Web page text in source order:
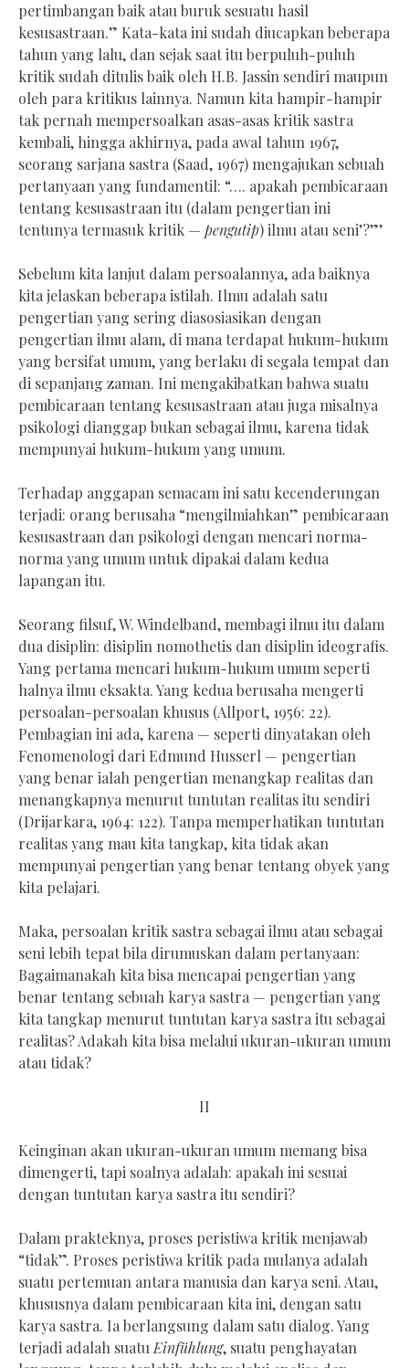
pertimbangan baik atau buruk sesuatu hasil
kesusastraan.” Kata-kata ini sudah diucapkan beberapa
tahun yang lalu, dan sejak saat itu berpuluh-puluh
kritik sudah ditulis baik oleh H.B. Jassin sendiri maupun
oleh para kritikus lainnya. Namun kita hampir-hampir
tak pernah mempersoalkan asas-asas kritik sastra
kembali, hingga akhirnya, pada awal tahun 1967,
seorang sarjana sastra (Saad, 1967) mengajukan sebuah
pertanyaan yang fundamentil: “…. apakah pembicaraan
tentang kesusastraan itu (dalam pengertian ini
tentunya termasuk kritik — pengutip) ilmu atau seni’?”’
Sebelum kita lanjut dalam persoalannya, ada baiknya
kita jelaskan beberapa istilah. Ilmu adalah satu
pengertian yang sering diasosiasikan dengan
pengertian ilmu alam, di mana terdapat hukum-hukum
yang bersifat umum, yang berlaku di segala tempat dan
di sepanjang zaman. Ini mengakibatkan bahwa suatu
pembicaraan tentang kesusastraan atau juga misalnya
psikologi dianggap bukan sebagai ilmu, karena tidak
mempunyai hukum-hukum yang umum.
Terhadap anggapan semacam ini satu kecenderungan
terjadi: orang berusaha “mengilmiahkan” pembicaraan
kesusastraan dan psikologi dengan mencari norma-
norma yang umum untuk dipakai dalam kedua
lapangan itu.
Seorang filsuf, W. Windelband, membagi ilmu itu dalam
dua disiplin: disiplin nomothetis dan disiplin ideografis.
Yang pertama mencari hukum-hukum umum seperti
halnya ilmu eksakta. Yang kedua berusaha mengerti
persoalan-persoalan khusus (Allport, 1956: 22).
Pembagian ini ada, karena — seperti dinyatakan oleh
Fenomenologi dari Edmund Husserl — pengertian
yang benar ialah pengertian menangkap realitas dan
menangkapnya menurut tuntutan realitas itu sendiri
(Drijarkara, 1964: 122). Tanpa memperhatikan tuntutan
realitas yang mau kita tangkap, kita tidak akan
mempunyai pengertian yang benar tentang obyek yang
kita pelajari.
Maka, persoalan kritik sastra sebagai ilmu atau sebagai
seni lebih tepat bila dirumuskan dalam pertanyaan:
Bagaimanakah kita bisa mencapai pengertian yang
benar tentang sebuah karya sastra — pengertian yang
kita tangkap menurut tuntutan karya sastra itu sebagai
realitas? Adakah kita bisa melalui ukuran-ukuran umum
atau tidak?
II
Keinginan akan ukuran-ukuran umum memang bisa
dimengerti, tapi soalnya adalah: apakah ini sesuai
dengan tuntutan karya sastra itu sendiri?
Dalam prakteknya, proses peristiwa kritik menjawab
“tidak”. Proses peristiwa kritik pada mulanya adalah
suatu pertemuan antara manusia dan karya seni. Atau,
khususnya dalam pembicaraan kita ini, dengan satu
karya sastra. Ia berlangsung dalam satu dialog. Yang
terjadi adalah suatu Einfühlung, suatu penghayatan